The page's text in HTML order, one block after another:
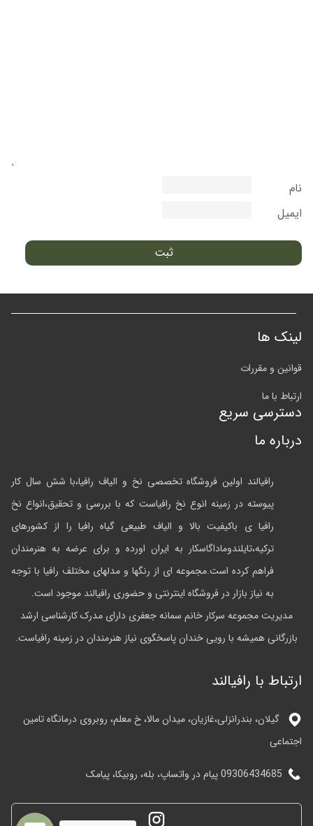
نام
ایمیل
لینک ها
قوانین و مقررات
ارتباط با ما
دسترسی سریع
درباره ما
رافیالند اولین فروشگاه تخصصی نخ و الیاف رافیا،با شش سال کار
پیوسته در زمینه انوع نخ رافیاست که با بررسی و تحقیق،انواع نخ
رافیا ی باکیفیت بالا و الیاف طبیعی گیاه رافیا را از کشورهای
ترکیه،تایلندوماداگاسکار به ایران اورده و برای عرضه به هنرمندان
فراهم کرده است.مجموعه ای از رنگها و مدلهای مختلف رافیا با توجه
به نیاز بازار در فروشگاه اینترنتی و حضوری رافیالند موجود است.
مدیریت مجموعه سرکار خانم سمانه جعفری دارای مدرک کارشناسی ارشد
بازرگانی همیشه با رویی خندان پاسخگوی نیاز هنرمندان در زمینه رافیاست.
ارتباط با رافیالند
گیلان، بندرانزلی،غازیان، میدان مالا، خ معلم، روبروی درمانگاه تامین
اجتماعی
09306434685 پیام در واتساپ، بله، روبیکا، پیامک